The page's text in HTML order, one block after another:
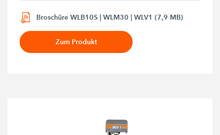
Broschüre WLB10S | WLM30 | WLV1 (7,9 MB)
Zum Produkt